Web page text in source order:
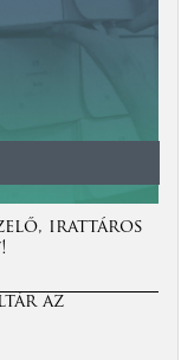
irattáros
az